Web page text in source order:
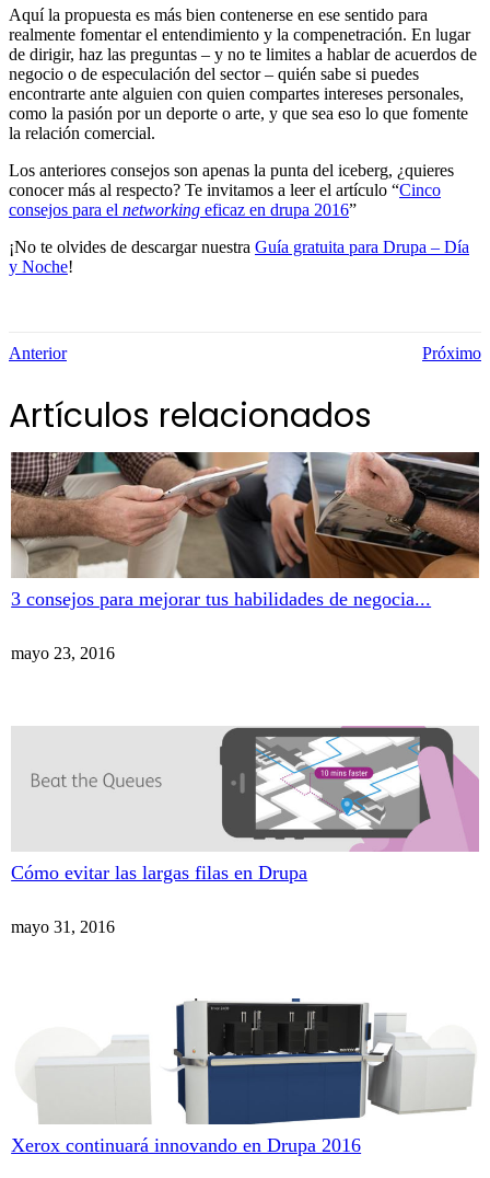
Aquí la propuesta es más bien contenerse en ese sentido para
realmente fomentar el entendimiento y la compenetración. En lugar
de dirigir, haz las preguntas – y no te limites a hablar de acuerdos de
negocio o de especulación del sector – quién sabe si puedes
encontrarte ante alguien con quien compartes intereses personales,
como la pasión por un deporte o arte, y que sea eso lo que fomente
la relación comercial.
Los anteriores consejos son apenas la punta del iceberg, ¿quieres
conocer más al respecto? Te invitamos a leer el artículo “Cinco
consejos para el networking eficaz en drupa 2016”
¡No te olvides de descargar nuestra Guía gratuita para Drupa – Día
y Noche!
Anterior Próximo
Artículos relacionados
3 consejos para mejorar tus habilidades de negocia...
mayo 23, 2016
Cómo evitar las largas filas en Drupa
mayo 31, 2016
Xerox continuará innovando en Drupa 2016